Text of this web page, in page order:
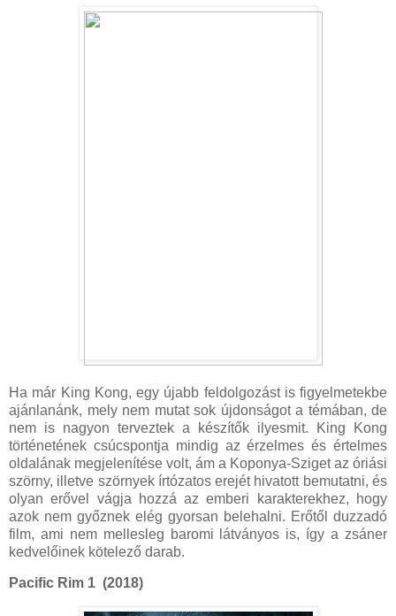
Ha már King Kong, egy újabb feldolgozást is figyelmetekbe
ajánlanánk, mely nem mutat sok újdonságot a témában, de
nem is nagyon terveztek a készítők ilyesmit. King Kong
történetének csúcspontja mindig az érzelmes és értelmes
oldalának megjelenítése volt, ám a Koponya-Sziget az óriási
szörny, illetve szörnyek írtózatos erejét hivatott bemutatni, és
olyan erővel vágja hozzá az emberi karakterekhez, hogy
azok nem győznek elég gyorsan belehalni. Erőtől duzzadó
film, ami nem mellesleg baromi látványos is, így a zsáner
kedvelőinek kötelező darab.
Pacific Rim 1 (2018)